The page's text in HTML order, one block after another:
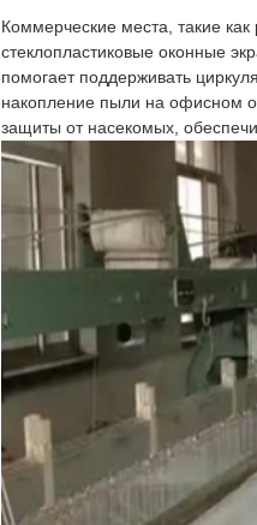
Коммерческие места, такие
стеклопластиковые оконные
помогает поддерживать
накопление пыли на офисном
защиты от насекомых,